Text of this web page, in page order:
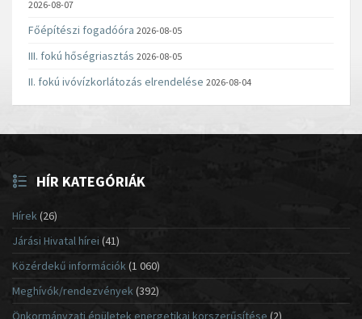
2026-08-07
Főépítészi fogadóóra 2026-08-05
III. fokú hőségriasztás 2026-08-05
II. fokú ivóvízkorlátozás elrendelése 2026-08-04
HÍR KATEGÓRIÁK
Hírek(26)
Járási Hivatal hírei (41)
Közérdekű információk(1 060)
Meghívók/rendezvények (392)
Önkormányzati épületek energetikai korszerűsítése (2)